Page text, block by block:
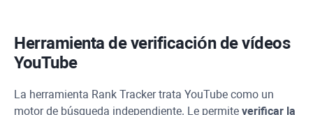
Herramienta de verificación de vídeos
YouTube
La herramienta Rank Trackertrata YouTube como un
motor de búsqueda independiente. Le permite verificar la